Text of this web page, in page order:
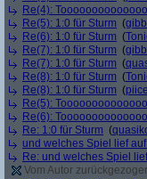
Re(4):
Re(5): 1:0 für Sturm (
Re(6): 1:0 für Sturm (
Re(7): 1:0 für Sturm (
Re(7): 1:0 für Sturm (
Re(8): 1:0 für Sturm (
Re(8): 1:0 für Sturm (
Re(5):
Re(6):
Re: 1:0 für Sturm (
und welches Spiel lief
Re: und welches Spiel
Vom Autor